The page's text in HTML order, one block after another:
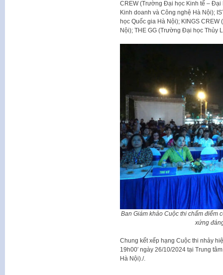
CREW (Trường Đại học Kinh tế –
Kinh doanh và Công nghệ Hà Nội);
học Quốc gia Hà Nội); KINGS
Nội); THE GG (Trường Đại học Thủy
Ban Giám khảo Cuộc thi chấm điểm
xứng
Chung kết xếp hạng Cuộc thi nhảy
19h00′ ngày 26/10/2024 tại Trung
Hà Nội)./.